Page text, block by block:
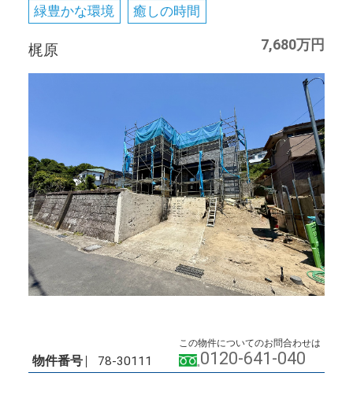
緑豊かな環境 癒しの時間
梶原 7,680万円
物件番号 78-30111
この物件についてのお問合わせは
0120-641-040